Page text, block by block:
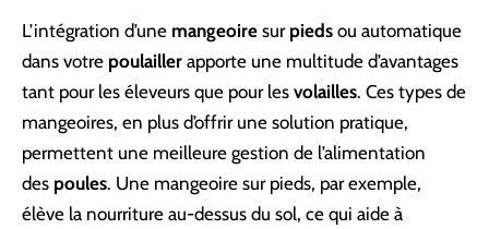
L’intégration d’une mangeoire sur pieds ou automatique
dans votre poulailler apporte une multitude d’avantages
tant pour les éleveurs que pour les volailles. Ces types de
mangeoires, en plus d’offrir une solution pratique,
permettent une meilleure gestion de l’alimentation
des poules. Une mangeoire sur pieds, par exemple,
élève la nourriture au-dessus du sol, ce qui aide à